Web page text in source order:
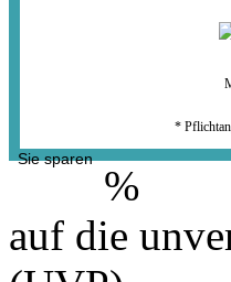
*
Sie sparen
%
auf die